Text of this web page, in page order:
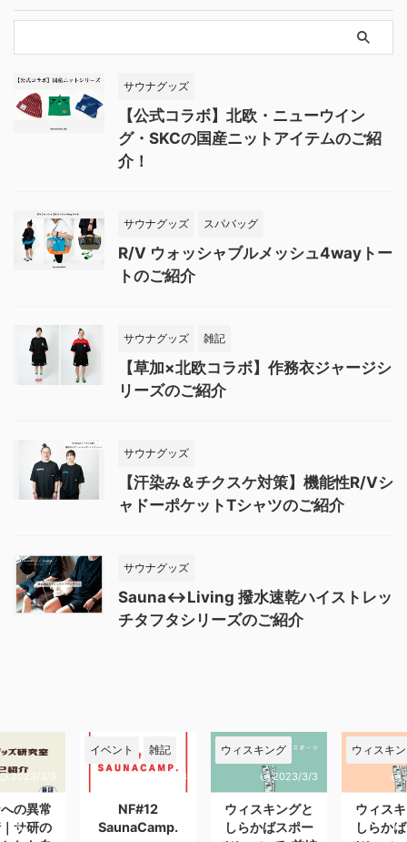
サウナグッズ
【公式コラボ】北欧・ニューウイン
グ・SKCの国産ニットアイテムのご紹
介！
サウナグッズ スパバッグ
R/V ウォッシャブルメッシュ4wayトー
トのご紹介
サウナグッズ 雑記
【草加×北欧コラボ】作務衣ジャージシ
リーズのご紹介
サウナグッズ
【汗染み＆チクスケ対策】機能性R/Vシ
ャドーポケットTシャツのご紹介
サウナグッズ
Sauna↔︎Living 撥水速乾ハイストレッ
チタフタシリーズのご紹介
雑記
2023/3/3
ウィスキング
2023/3/3
ウィスキングと
しらかばスポー
ウィスキング
2023/3/3
ウィスキングと
しらかばスポー
ウィスキ
しらか
ツ メン